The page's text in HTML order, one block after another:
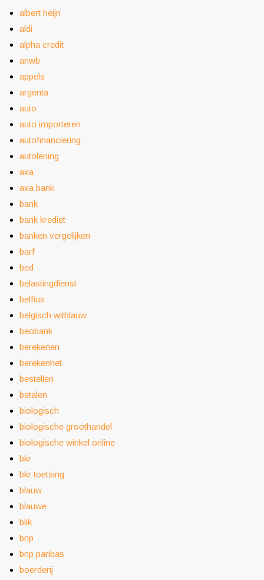
albert heijn
aldi
alpha credit
anwb
appels
argenta
auto
auto importeren
autofinanciering
autolening
axa
axa bank
bank
bank krediet
banken vergelijken
barf
bed
belastingdienst
belfius
belgisch witblauw
beobank
berekenen
berekenhet
bestellen
betalen
biologisch
biologische groothandel
biologische winkel online
bkr
bkr toetsing
blauw
blauwe
blik
bnp
bnp paribas
boerderij